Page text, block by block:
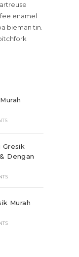
enamel
bieman tin.
Gresik
Dengan
Murah